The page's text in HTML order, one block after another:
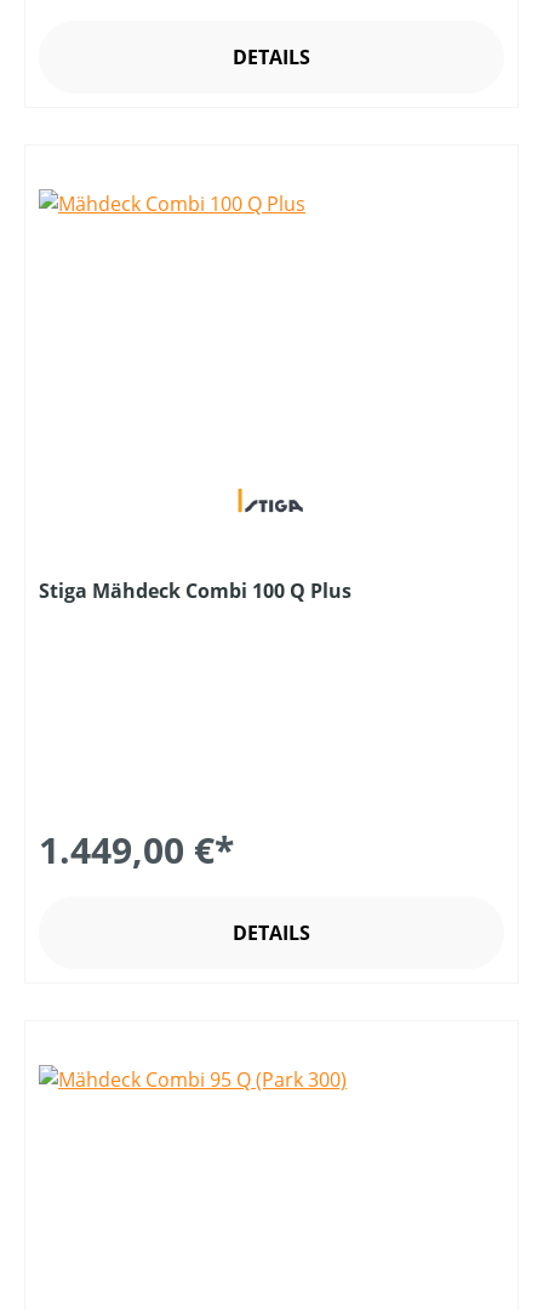
DETAILS
Stiga Mähdeck Combi 100 Q Plus
1.449,00 €*
DETAILS